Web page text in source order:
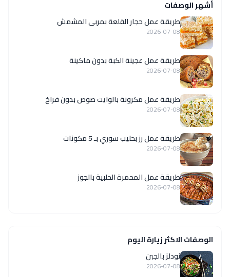
أشهر الوصفات
طريقة عمل حجار القلعة بمربى المشمش
2026-07-08
طريقة عمل عجينة الكبة بدون ماكينة
2026-07-08
طريقة عمل مكرونة بالوايت صوص بدون فراخ
2026-07-08
طريقة عمل رز بحليب سوري بـ 5 مكونات
2026-07-08
طريقة عمل المحمرة الحلبية بالجوز
2026-07-08
الوصفات الاكثر زيارة اليوم
نودلز بالجبن
2026-07-08